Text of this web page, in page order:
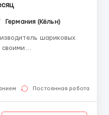
Германия (Кёльн)
шариковых
своими
евро/час
Постоянная работа